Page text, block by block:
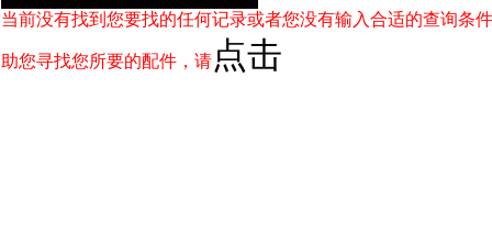
当前没有找到您要找的任何记录或者您没有输入合适的查询条
助您寻找您所要的配件，请 点击